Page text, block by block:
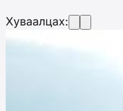
Хуваалцах: